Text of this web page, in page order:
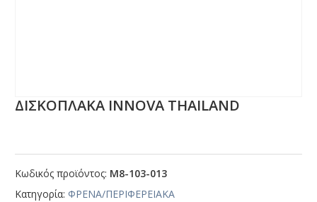
ΔΙΣΚΟΠΛΑΚΑ ΙΝΝΟVΑ ΤΗΑΙLΑΝD
Κωδικός προϊόντος: Μ8-103-013
Κατηγορία: ΦΡΕΝΑ/ΠΕΡΙΦΕΡΕΙΑΚΑ